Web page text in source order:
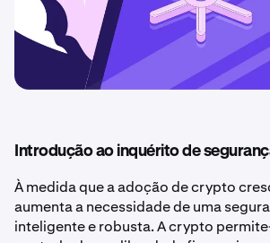
Introdução ao inquérito de
À medida que a adoção de crypto
aumenta a necessidade de uma
inteligente e robusta. A crypto